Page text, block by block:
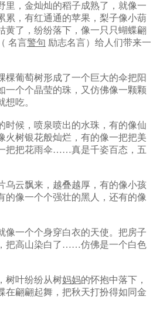
，金灿灿的稻子成熟了，就像一
累，有红通通的苹果，梨子像小葫
黄了，纷纷落下，像一只只蝴蝶翩
名言警句 励志名言）给人们带来一
葡萄树形成了一个巨大的伞把阳
一个个晶莹的珠，又仿佛像一颗颗
吃。
候，喷泉喷出的水珠，有的像仙
火树银花般灿烂，有的像一把把美
把把花雨伞……真是千姿百态，五
云飘来，越叠越厚，有的像小孩
的像一个个强壮的黑人，还有的像
一个个身穿白衣的天使。把房子
把高山染白了……仿佛是一个白色
叶纷纷从树妈妈的怀抱中落下，
在翩翩起舞，把秋天打扮得如同金